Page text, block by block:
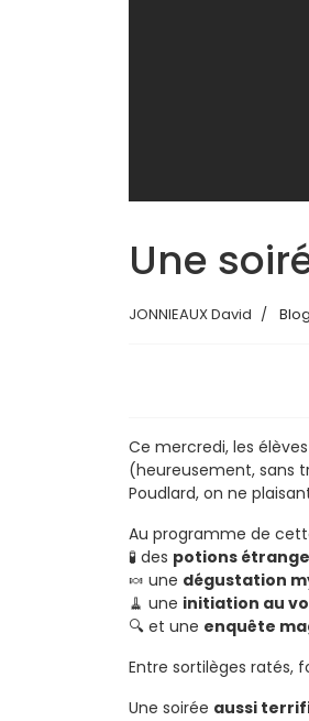
Une
JONNIEAUX David Blog
Ce mercredi, les
(heureusement, sans
Poudlard, on ne
Au programme de
🧪 des potions
🍬 une dégustation
🧹 une initiation au
🔍 et une enquête
Entre sortilèges ratés,
Une soirée aussi